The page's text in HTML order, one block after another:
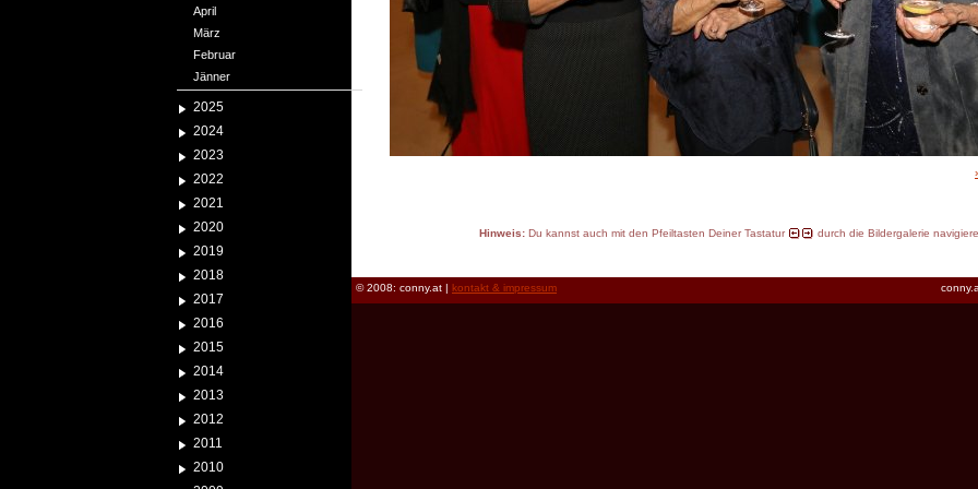
April
März
Februar
Jänner
2025
2024
2023
2022
2021
2020
2019
2018
2017
2016
2015
2014
2013
2012
2011
2010
Hinweis:Du kannst auch mit den Pfeiltasten Deiner Tastatur durch die Bildergalerie
© 2008: conny.at | kontakt & impressum